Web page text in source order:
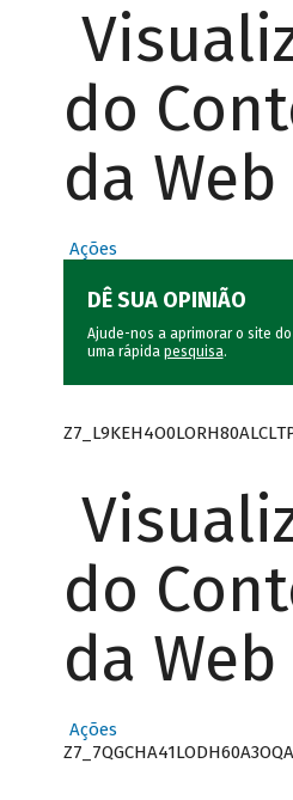
do
da Web
Ações
DÊ SUA OPINIÃO
Ajude-nos a aprimorar o site do
uma rápida pesquisa.
do
da Web
Ações